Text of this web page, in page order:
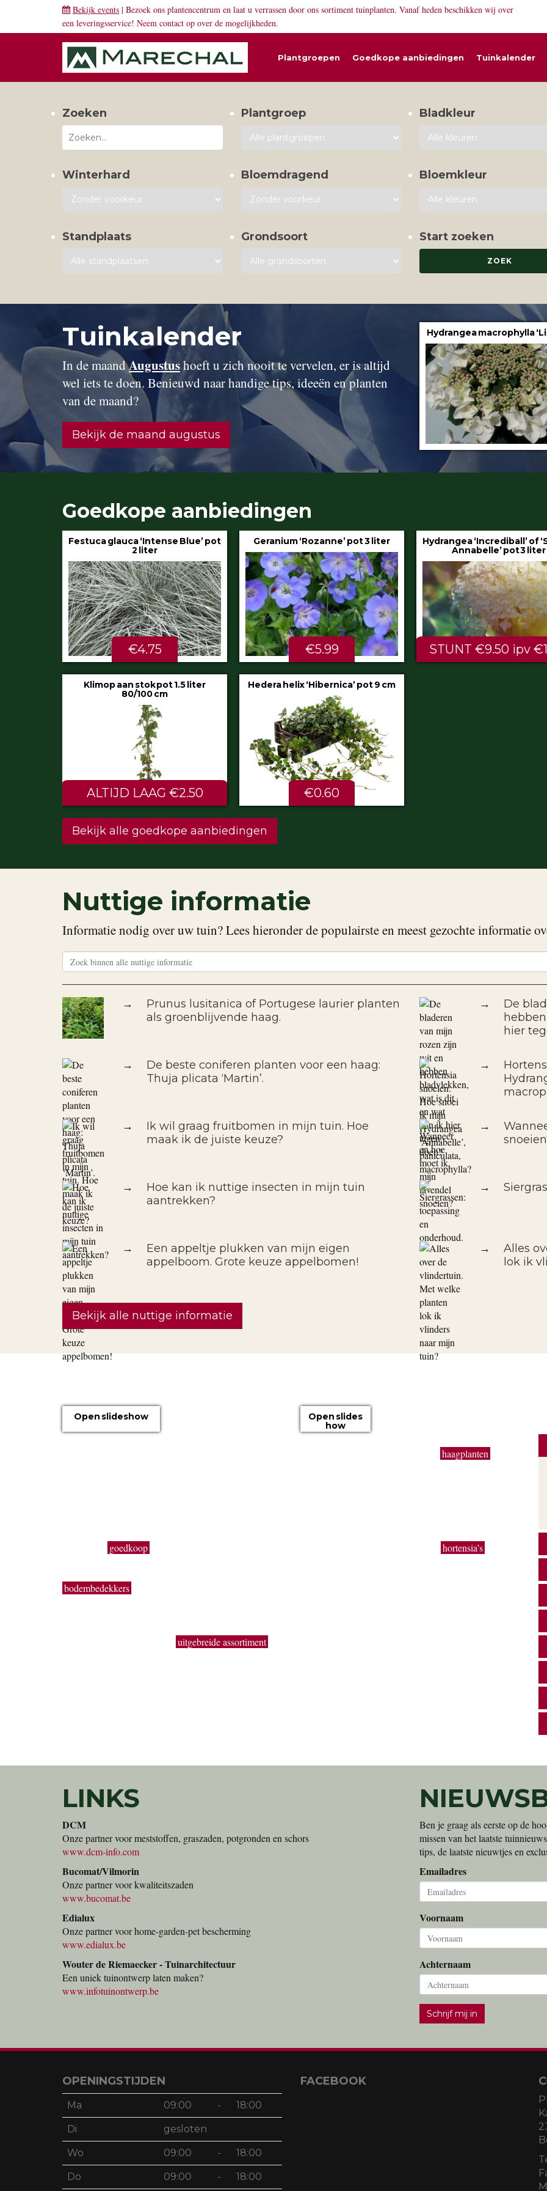
Bekijk events | Bezoek ons plantencentrum en laat u verrassen door ons sortiment tuinplanten. Vanaf heden beschikken wij over
een leveringsservice! Neem contact op over de mogelijkheden.
Plantgroepen Goedkope aanbiedingen Tuinkalender
Zoeken Plantgroep Bladkleur
Winterhard Bloemdragend Bloemkleur
Standplaats Grondsoort Start zoeken
Tuinkalender
In de maandAugustushoeft u zich nooit te vervelen, er is altijd
wel iets te doen. Benieuwd naar handige tips, ideeën en planten
van de maand?
Bekijk de maand augustus
Hydrangea macrophylla
Goedkope aanbiedingen
Geranium ‘Rozanne’ pot 3 liter
€5.99
Hydrangea ‘Incrediball’ of ‘Strong
Annabelle’ pot 3 liter
STUNT €9.50 ipv €11.99
Klimop aan stok pot 1.5
80/100 cm
ALTIJD LAAG
Hedera helix ‘Hibernica’ pot 9 cm
€0.60
Festuca glauca ‘Intense Blue’ pot
2 liter
€4.75
Bekijk alle goedkope aanbiedingen
Nuttige informatie
Informatie nodig over uw tuin? Lees hieronder de populairste en meest gezochte informatie
→
Prunus lusitanica of Portugese laurier planten
als groenblijvende haag.
→
De
hier
→
De beste coniferen planten voor een haag:
Thuja plicata ‘Martin’.
→
→
Ik wil graag fruitbomen in mijn tuin. Hoe
maak ik de juiste keuze?
→
→
Hoe kan ik nuttige insecten in mijn tuin
aantrekken?
→
→
Een appeltje plukken van mijn eigen
appelboom. Grote keuze appelbomen!
→
Alles
lok ik
Bekijk alle nuttige informatie
Open slideshow
goedkoop
bodembedekkers
uitgebreide assortiment
Open slides
how
haagplanten
hortensia’s
LINKS
DCM
Onze partner voor meststoffen, graszaden, potgronden en schors
www.dcm-info.com
Bucomat/Vilmorin
Onze partner voor kwaliteitszaden
www.bucomat.be
Edialux
Onze partner voor home-garden-pet bescherming
www.edialux.be
Wouter de Riemaecker - Tuinarchitectuur
Een uniek tuinontwerp laten maken?
www.infotuinontwerp.be
Ben je graag als eerste op de
missen van het laatste
tips, de laatste nieuwtjes en
Emailadres
Voornaam
Achternaam
Schrijf mij in
OPENINGSTIJDEN
Ma 09:00 - 18:00
Di gesloten
Wo 09:00 - 18:00
Do 09:00 - 18:00
FACEBOOK